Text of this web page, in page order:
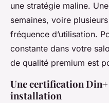
une stratégie maline.
semaines, voire
fréquence d’utilisation.
constante dans votre
de qualité premium est
Une certification
installation